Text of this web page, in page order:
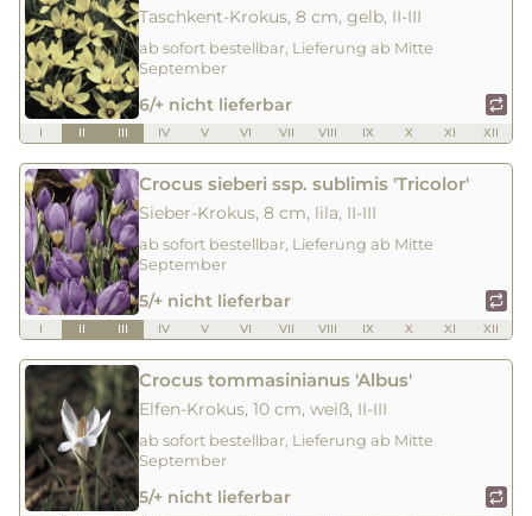
Taschkent-Krokus, 8 cm, gelb, II-III
ab sofort bestellbar, Lieferung ab Mitte
September
6/+ nicht lieferbar
I II III IV V VI VII VIII IX X XI XII
Crocus sieberi ssp. sublimis 'Tricolor'
Sieber-Krokus, 8 cm, lila, II-III
ab sofort bestellbar, Lieferung ab Mitte
September
5/+ nicht lieferbar
I II III IV V VI VII VIII IX X XI XII
Crocus tommasinianus 'Albus'
Elfen-Krokus, 10 cm, weiß, II-III
ab sofort bestellbar, Lieferung ab Mitte
September
5/+ nicht lieferbar